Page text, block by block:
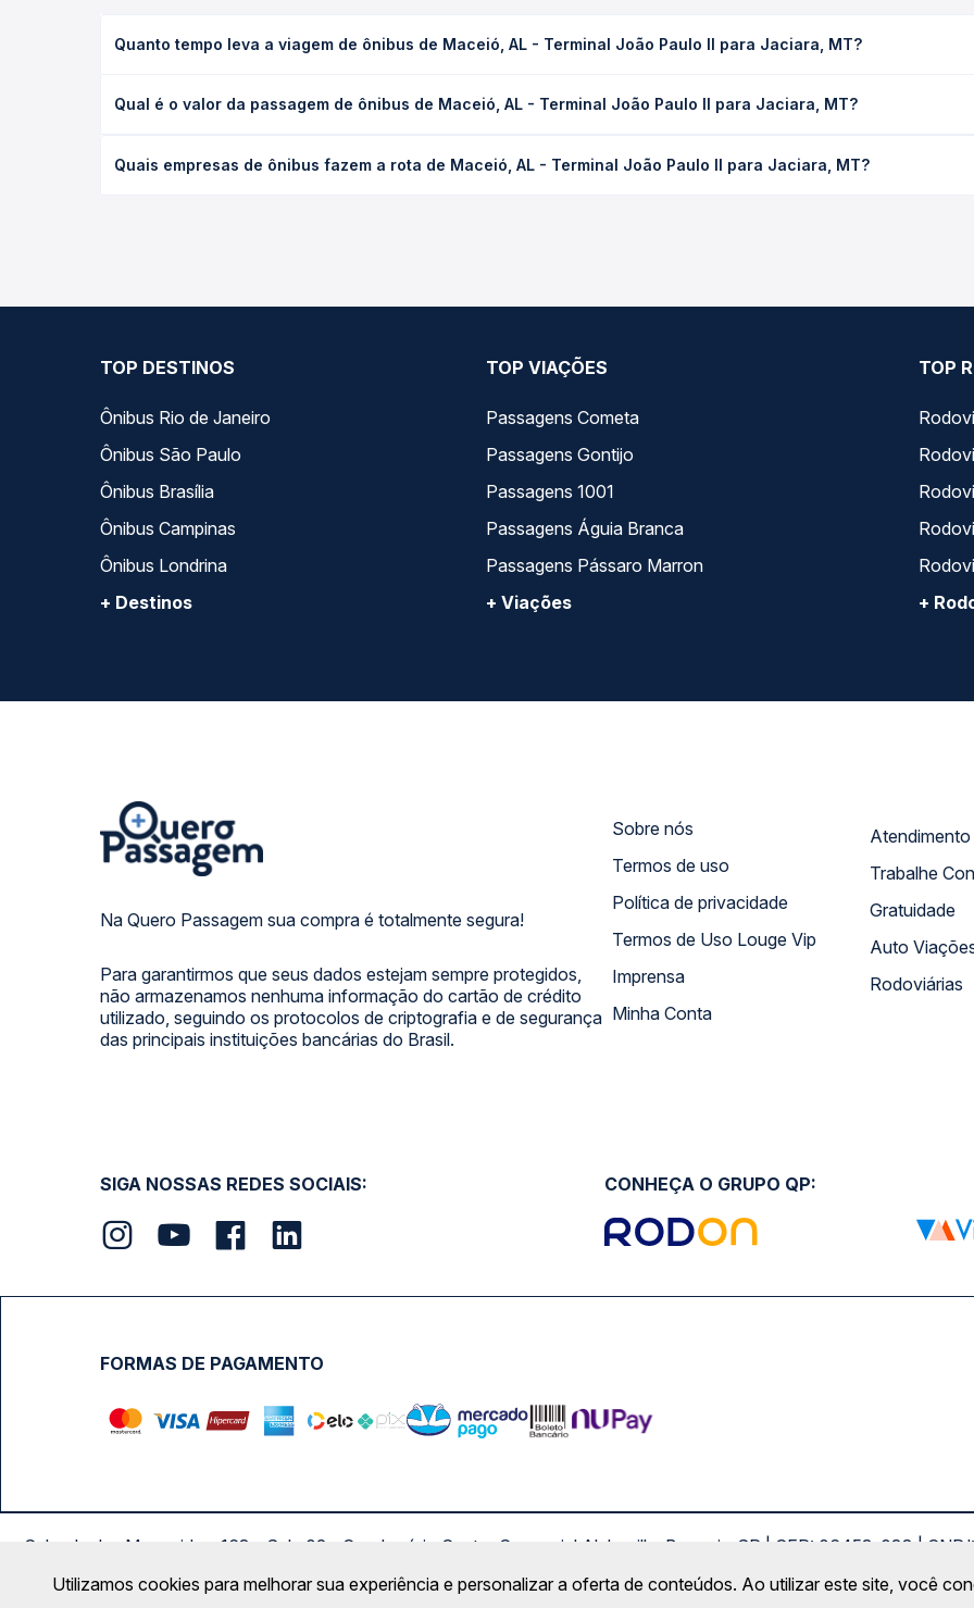
Quanto tempo leva a viagem de ônibus de Maceió, AL - Terminal João Paulo II para Jaciara, MT?
(convencional, executivo ou leito) e as condições de tráfego. Na Quero Passagem você consulta os horários
Qual é o valor da passagem de ônibus de Maceió, AL - Terminal João Paulo II para Jaciara, MT?
tipo de poltrona e a antecedência da compra. Na Quero Passagem você compara os preços de todas as viações em
Quais empresas de ônibus fazem a rota de Maceió, AL - Terminal João Paulo II para Jaciara, MT?
TOP DESTINOS
Ônibus Rio de Janeiro
Ônibus São Paulo
Ônibus Brasília
Ônibus Campinas
Ônibus Londrina
+ Destinos
TOP VIAÇÕES
Passagens Cometa
Passagens Gontijo
Passagens 1001
Passagens Águia Branca
Passagens Pássaro Marron
+ Viações
TOP
+
Na Quero Passagem sua compra é totalmente segura!
Para garantirmos que seus dados estejam sempre protegidos,
não armazenamos nenhuma informação do cartão de crédito
utilizado, seguindo os protocolos de criptografia e de segurança
das principais instituições bancárias do Brasil.
Sobre nós
Termos de uso
Política de privacidade
Termos de Uso Louge Vip
Imprensa
Minha Conta
Trabalhe
Gratuidade
Auto
Rodoviárias
SIGA NOSSAS REDES SOCIAIS: CONHEÇA O GRUPO QP:
FORMAS DE PAGAMENTO
Calçada das Margaridas, 163 - Sala 02 - Condomínio Centro Comercial Alphaville, Barueri - SP | CEP: 06453-038 |
Copyright 2026 © QueroPassagem.com.br
Utilizamos cookies para melhorar sua experiência e personalizar a oferta de conteúdos. Ao utilizar este site, você